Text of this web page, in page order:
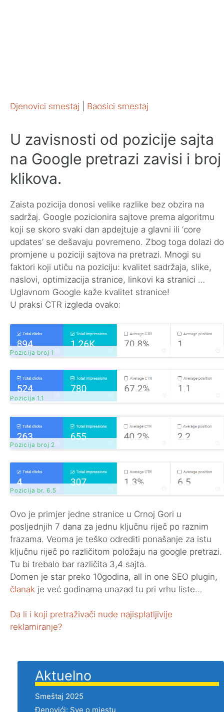
Djenovici smestaj Baosici smestaj
U zavisnosti od pozicije sajta
na Google pretrazi zavisi i broj
klikova.
Zaista pozicija donosi velike razlike bez obzira na
sadržaj. Google pozicionira sajtove prema algoritmu
koji se skoro svaki dan apdejtuje a glavni ili ‘core
updates’ se dešavaju povremeno. Zbog toga dolazi do
promjene u poziciji sajtova na pretrazi. Mnogi su
faktori koji utiču na poziciju: kvalitet sadržaja, slike,
naslovi, optimizacija stranice, linkovi ka stranici …
Uglavnom Google kaže kvalitet stranice!
U praksi CTR izgleda ovako:
Pozicija broj 1
Pozicija 1.1
Pozicija broj 2
Pozicija br. 6.5
Ovo je primjer jedne stranice u Crnoj Gori u
posljednjih 7 dana za jednu ključnu riječ po raznim
frazama. Veoma je teško odrediti ponašanje za istu
ključnu riječ po različitom položaju na google pretrazi.
Tu bi trebalo bar različita 3,4 sajta.
Domen je star preko 10godina, all in one SEO plugin,
članak je već godinama unazad tu pri vrhu liste…
Da li i koji pretraživači nude najisplatljivije
reklamiranje?
Aktuelno
Smeštaj 2025
Đenovići: Sve o mjestu